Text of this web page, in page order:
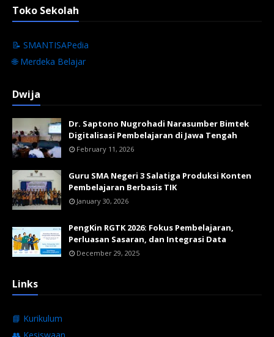
Toko Sekolah
📝 SMANTISAPedia
🌐 Merdeka Belajar
Dwija
Dr. Saptono Nugrohadi Narasumber Bimtek
Digitalisasi Pembelajaran di Jawa Tengah
February 11, 2026
Guru SMA Negeri 3 Salatiga Produksi Konten
Pembelajaran Berbasis TIK
January 30, 2026
PengKin RGTK 2026: Fokus Pembelajaran,
Perluasan Sasaran, dan Integrasi Data
December 29, 2025
Links
📘 Kurikulum